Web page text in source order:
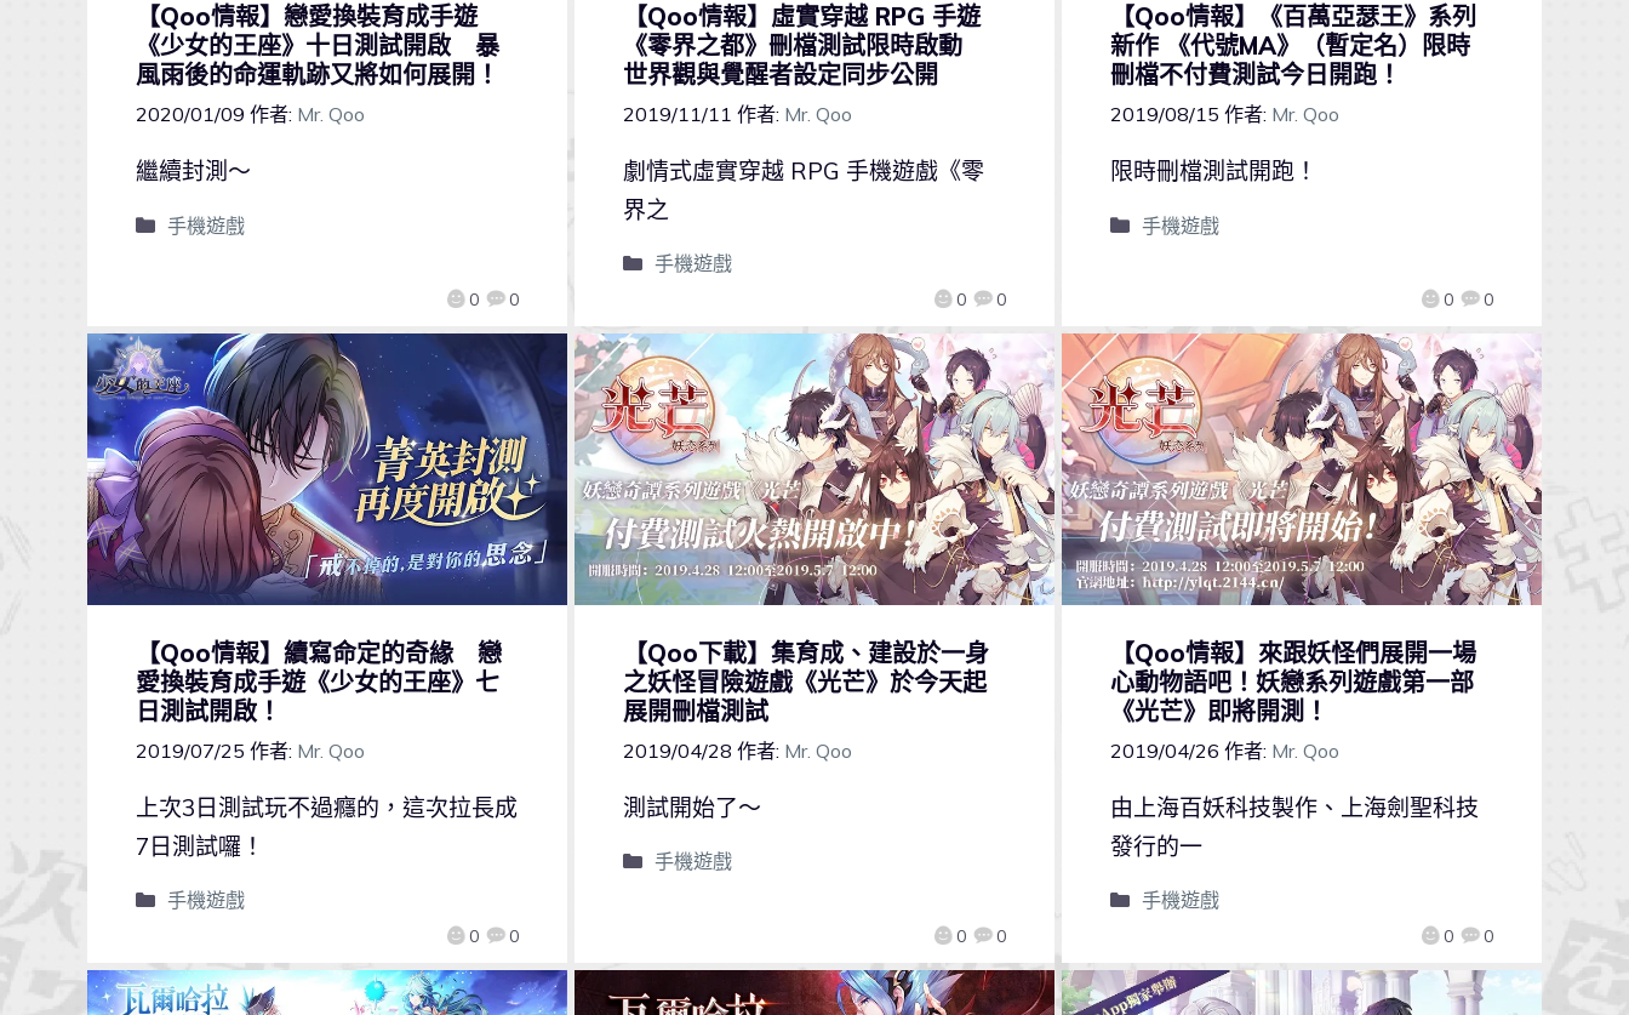
【Qoo情報】戀愛換裝育成手遊
《少女的王座》十日測試開啟 暴
風雨後的命運軌跡又將如何展開！
2020/01/09 作者: Mr. Qoo
0 0
繼續封測～
手機遊戲
【Qoo情報】虛實穿越 RPG 手遊
《零界之都》刪檔測試限時啟動
世界觀與覺醒者設定同步公開
2019/11/11 作者: Mr. Qoo
0 0
劇情式虛實穿越 RPG 手機遊戲《零
界之
手機遊戲
【Qoo情報】《百萬亞瑟王》系列
新作 《代號MA》（暫定名）限時
刪檔不付費測試今日開跑！
2019/08/15 作者: Mr. Qoo
0 0
限時刪檔測試開跑！
手機遊戲
【Qoo情報】續寫命定的奇緣 戀
愛換裝育成手遊《少女的王座》七
日測試開啟！
2019/07/25 作者: Mr. Qoo
0 0
上次3日測試玩不過癮的，這次拉長成
7日測試囉！
手機遊戲
【Qoo下載】集育成、建設於一身
之妖怪冒險遊戲《光芒》於今天起
展開刪檔測試
2019/04/28 作者: Mr. Qoo
0 0
測試開始了～
手機遊戲
【Qoo情報】來跟妖怪們展開一場
心動物語吧！妖戀系列遊戲第一部
《光芒》即將開測！
2019/04/26 作者: Mr. Qoo
0 0
由上海百妖科技製作、上海劍聖科技
發行的一
手機遊戲